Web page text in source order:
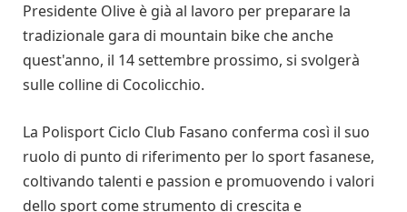
Presidente Olive è già al lavoro per preparare la
tradizionale gara di mountain bike che anche
quest'anno, il 14 settembre prossimo, si svolgerà
sulle colline di Cocolicchio.
La Polisport Ciclo Club Fasano conferma così il suo
ruolo di punto di riferimento per lo sport fasanese,
coltivando talenti e passion e promuovendo i valori
dello sport come strumento di crescita e